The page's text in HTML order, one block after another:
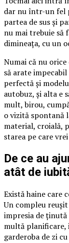
dar nu într-un fel
partea de sus și
nu mai trebuie să
dimineața, cu un
Numai că nu
să arate
perfectă și
autobuz, și alta e
mult, birou,
o vizită spontană
material, croială,
starea pe care
De ce au
atât de
Există haine care
Un compleu
impresia de
multă planificare,
garderoba de zi cu